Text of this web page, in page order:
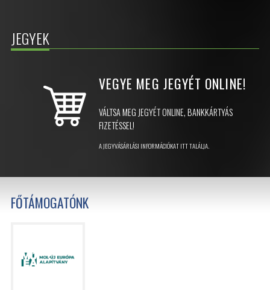
JEGYEK
VEGYE MEG JEGYÉT ONLINE!
VÁLTSA MEG JEGYÉT ONLINE, BANKKÁRTYÁS
FIZETÉSSEL!
A JEGYVÁSÁRLÁSI INFORMÁCIÓKAT ITT TALÁLJA.
FŐTÁMOGATÓNK